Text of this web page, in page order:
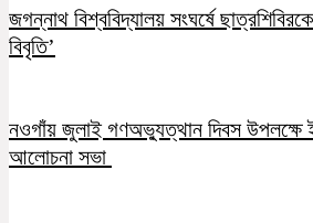
জগন্নাথ বিশ্ববিদ্যালয় সংঘর্ষে
বিবৃতি’
নওগাঁয় জুলাই গণঅভ্যুত্থান দিবস উপলক্ষে
আলোচনা সভা